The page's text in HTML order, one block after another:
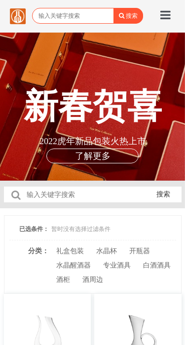
搜索
首页
品牌馆
所有商
关于野
野城动
联系我
新春贺喜
了解更多
2022虎年新品包装火热上市
搜索
已选条件： 暂时没有选择过滤条件
分类： 礼盒包装 水晶杯
开瓶器
水晶醒酒器
专业酒具
白酒酒具
酒柜
酒周边